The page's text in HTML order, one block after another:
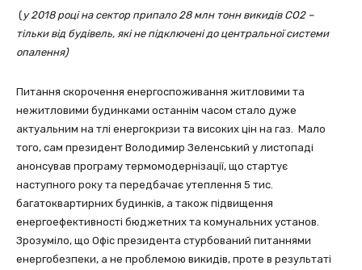
(у 2018 році на сектор припало 28 млн тонн викидів СО2 –
тільки від будівель, які не підключені до центральної системи
опалення)
Питання скорочення енергоспоживання житловими та
нежитловими будинками останнім часом стало дуже
актуальним на тлі енергокризи та високих цін на газ. Мало
того, сам президент Володимир Зеленський у листопаді
анонсував програму термомодернізації, що стартує
наступного року та передбачає утеплення 5 тис.
багатоквартирних будинків, а також підвищення
енергоефективності бюджетних та комунальних установ.
Зрозуміло, що Офіс президента стурбований питаннями
енергобезпеки, а не проблемою викидів, проте в результаті